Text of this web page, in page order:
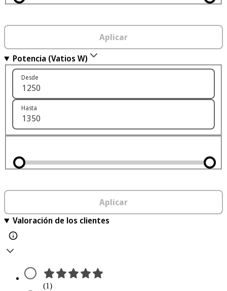
Aplicar
Potencia (Vatios W)
Desde
Hasta
Aplicar
Valoración de los clientes
(1)